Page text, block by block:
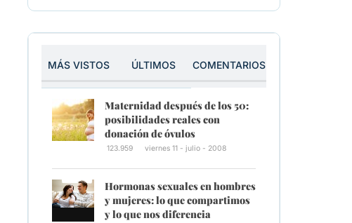
MÁS VISTOS ÚLTIMOS COMENTARIOS
Maternidad después de los 50:
posibilidades reales con
donación de óvulos
123.959 viernes 11 - julio - 2008
Hormonas sexuales en hombres
y mujeres: lo que compartimos
y lo que nos diferencia